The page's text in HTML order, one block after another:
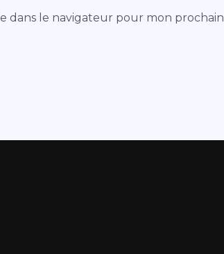
dans le navigateur pour mon prochain